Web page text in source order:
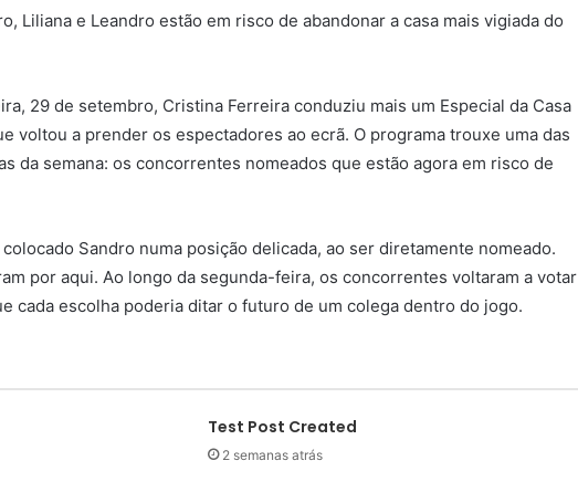
Liliana e Leandro estão em risco de abandonar a casa mais vigiada do
29 de setembro, Cristina Ferreira conduziu mais um Especial da Casa
voltou a prender os espectadores ao ecrã. O programa trouxe uma das
da semana: os concorrentes nomeados que estão agora em risco de
Sandro numa posição delicada, ao ser diretamente nomeado.
por aqui. Ao longo da segunda-feira, os concorrentes voltaram a votar
cada escolha poderia ditar o futuro de um colega dentro do jogo.
Test Post Created
2 semanas atrás